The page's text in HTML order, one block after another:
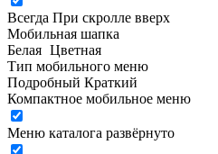
Всегда При скролле вверх
Мобильная шапка
Белая Цветная
Тип мобильного меню
Подробный Краткий
Компактное мобильное меню
Меню каталога развёрнуто